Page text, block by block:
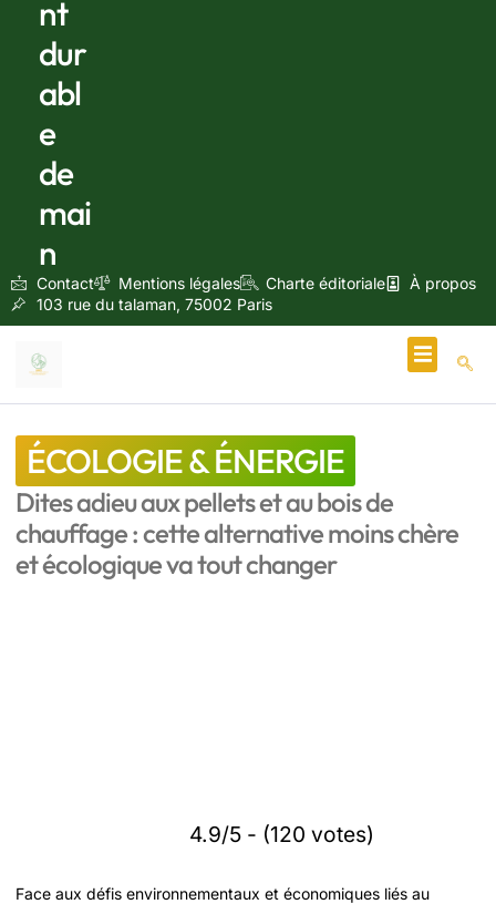
nt
dur
abl
e
de
mai
n
Contact Mentions légales Charte éditoriale
À propos
103 rue du talaman, 75002 Paris
ÉCOLOGIE & ÉNERGIE
Dites adieu aux pellets et au bois de
chauffage : cette alternative moins chère
et écologique va tout changer
4.9/5 - (120 votes)
Face aux défis environnementaux et économiques liés au